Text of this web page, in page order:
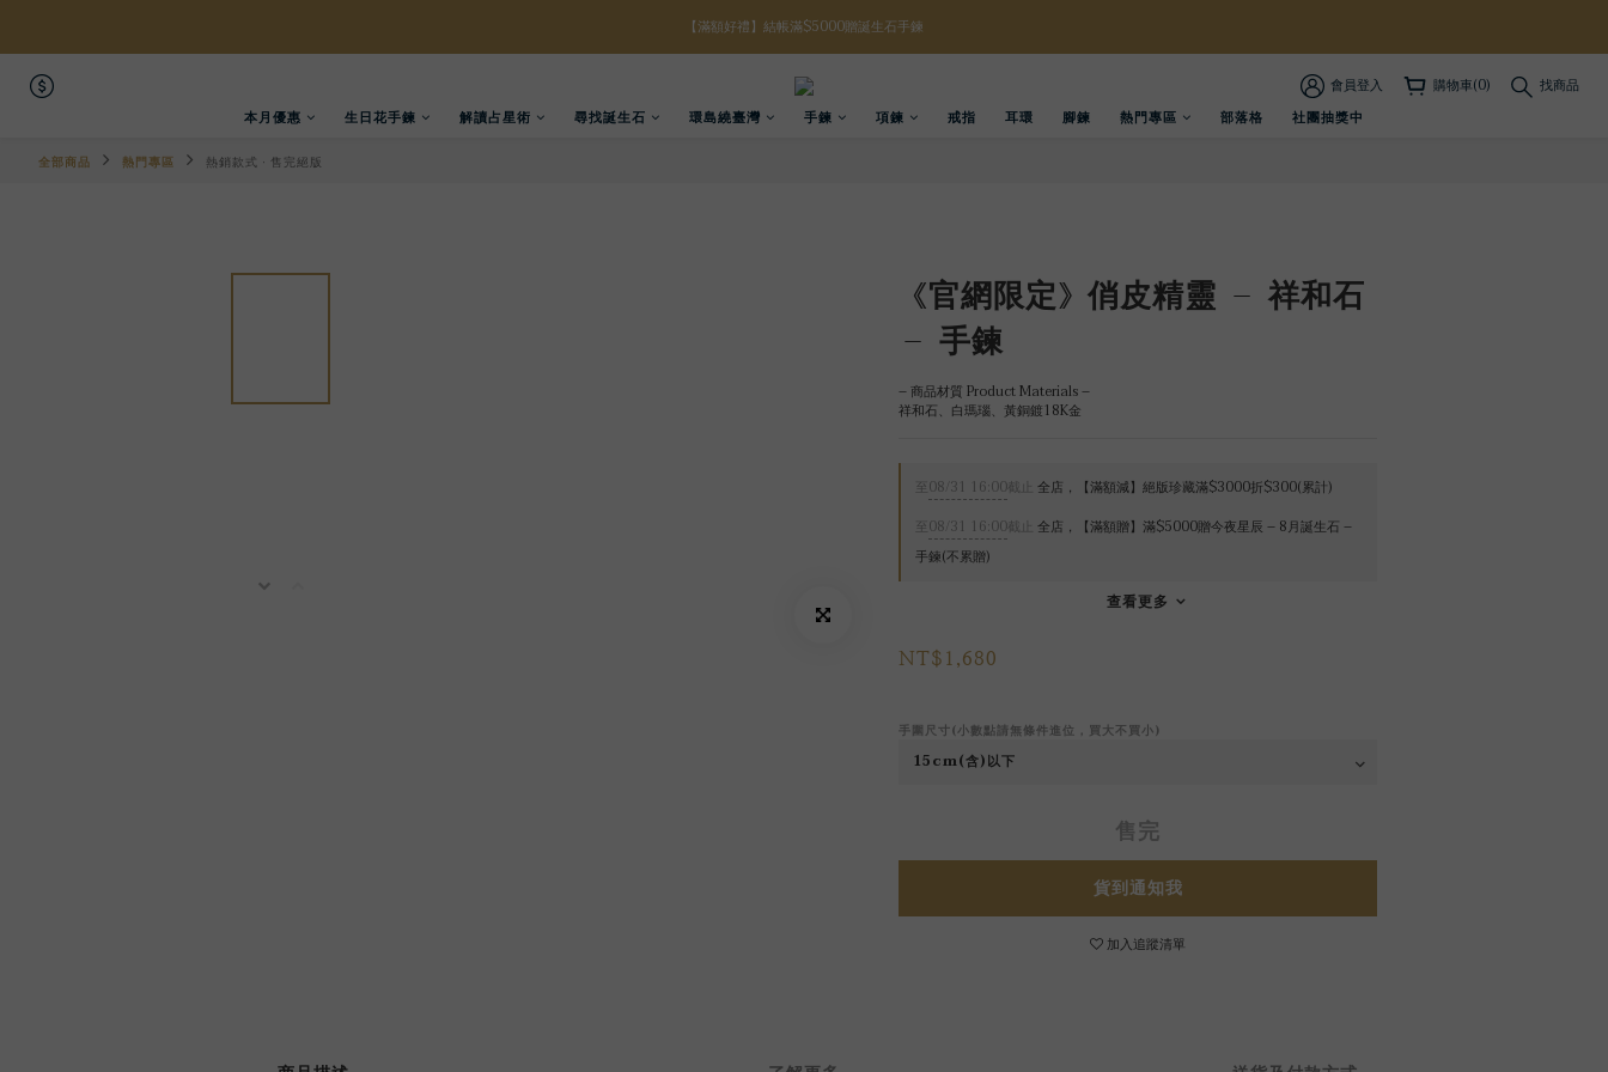
【八月限定】結帳滿$3000折$300
【八月限定】結帳滿$3000折$300
【註冊禮金】新註冊會員贈$100購物金 會員登入 購物車(0)
找商品
本月優惠
生日花手鍊 解讀占星術 尋找誕生石 環島繞臺灣 手鍊 項鍊 戒指 耳環 腳鍊 熱門專區 部落格 社團抽獎中
全部商品 熱門專區 熱銷款式 · 售完絕版
《官網限定》俏皮精靈 – 祥和石
– 手鍊
– 商品材質 Product Materials –
祥和石、白瑪瑙、黃銅鍍18K金
至08/31 16:00截止
全店，【滿額減】絕版珍藏滿$3000折$300(累計)
至08/31 16:00截止
全店，【滿額贈】滿$5000贈今夜星辰 – 8月誕生石 –
手鍊(不累贈)
查看更多
NT$1,680
手圍尺寸(小數點請無條件進位，買大不買小)
售完
貨到通知我
加入追蹤清單